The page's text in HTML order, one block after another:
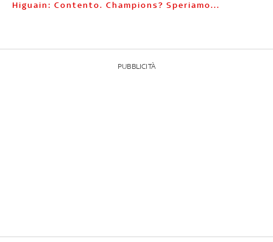
Higuain: Contento. Champions? Speriamo...
PUBBLICITÀ